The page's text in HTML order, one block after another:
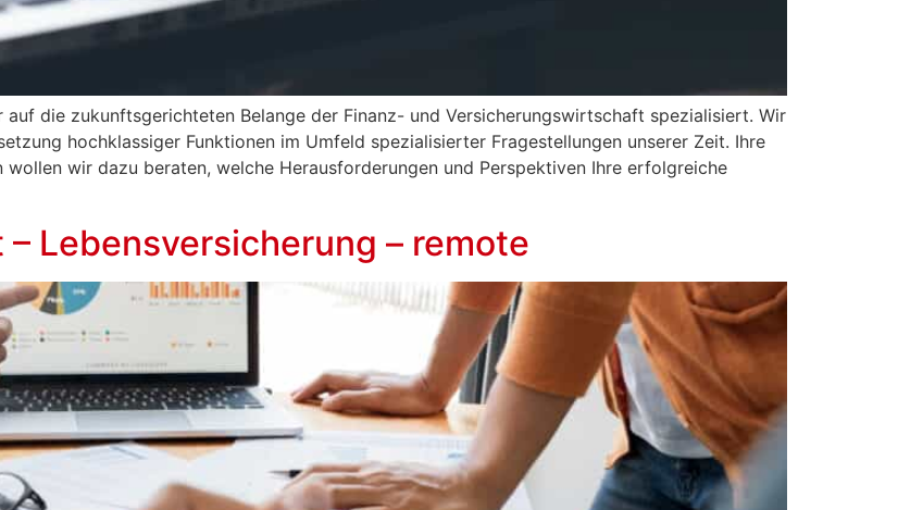
die zukunftsgerichteten Belange der Finanz- und Versicherungswirtschaft spezialisiert. Wir
hochklassiger Funktionen im Umfeld spezialisierter Fragestellungen unserer Zeit. Ihre
wir dazu beraten, welche Herausforderungen und Perspektiven Ihre erfolgreiche
Lebensversicherung – remote